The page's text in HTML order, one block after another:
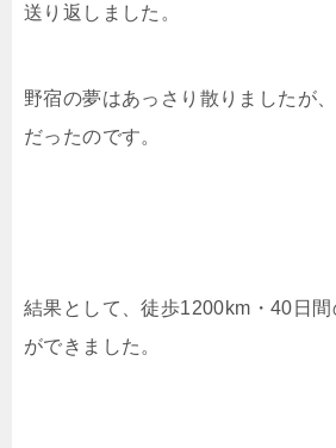
送り返しました。
野宿の夢はあっさり散りましたが
だったのです。
結果として、徒歩1200km・40日
ができました。